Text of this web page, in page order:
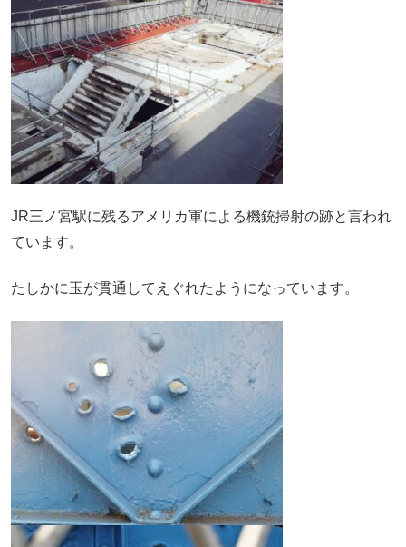
JR三ノ宮駅に残るアメリカ軍による機銃掃射の跡と言われ
ています。
たしかに玉が貫通してえぐれたようになっています。